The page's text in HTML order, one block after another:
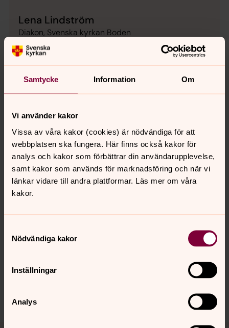
Samtycke Information Om
Vi använder kakor
Vissa av våra kakor (cookies) är nödvändiga för att
webbplatsen ska fungera. Här finns också kakor för
analys och kakor som förbättrar din användarupplevelse,
samt kakor som används för marknadsföring och när vi
länkar vidare till andra plattformar. Läs mer om våra
kakor.
Nödvändiga kakor
Inställningar
Analys
Lena Lindström
Diakon, Svenska kyrkan Boden
E-post:lena.m.lindstrom@svenskakyrkan.se
Veckans gudstjänster och
aktiviteter
Information om kommande veckas verksamhet i
Svenska kyrkan i Boden.
Senast ändrad 10 juni 2026
bodens.pastorat@svenskakyrkan.se